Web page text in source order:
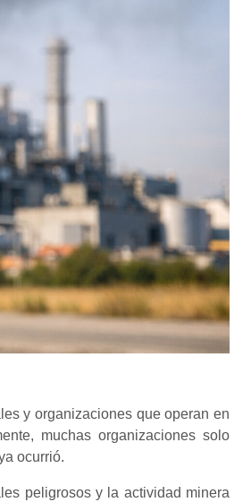
y organizaciones que operan en
muchas organizaciones solo
ocurrió.
peligrosos y la actividad minera